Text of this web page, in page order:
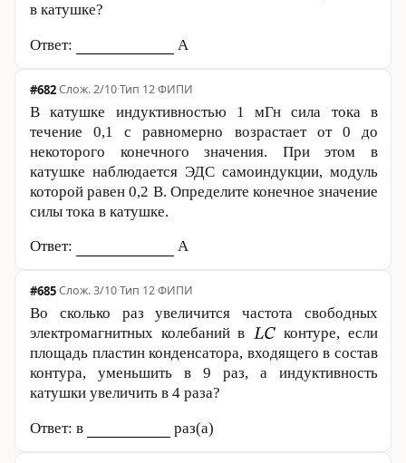
в катушке?
Ответ: А
#682· 2/10·Тип 12·ФИПИ
В катушке индуктивностью 1 мГн сила тока в
течение0,1 с равномерно возрастает от 0 до
некоторого конечного значения. При этом в
катушке наблюдается ЭДС самоиндукции, модуль
которой равен0,2 В. Определите конечное значение
силы тока в катушке.
Ответ: А
#685· 3/10·Тип 12·ФИПИ
Во сколько раз увеличится частота свободных
электромагнитных колебаний в
контуре, если
площадь пластин конденсатора, входящего в состав
контура, уменьшить в 9 раз, а индуктивность
катушки увеличить в 4 раза?
Ответ: в раз(а)